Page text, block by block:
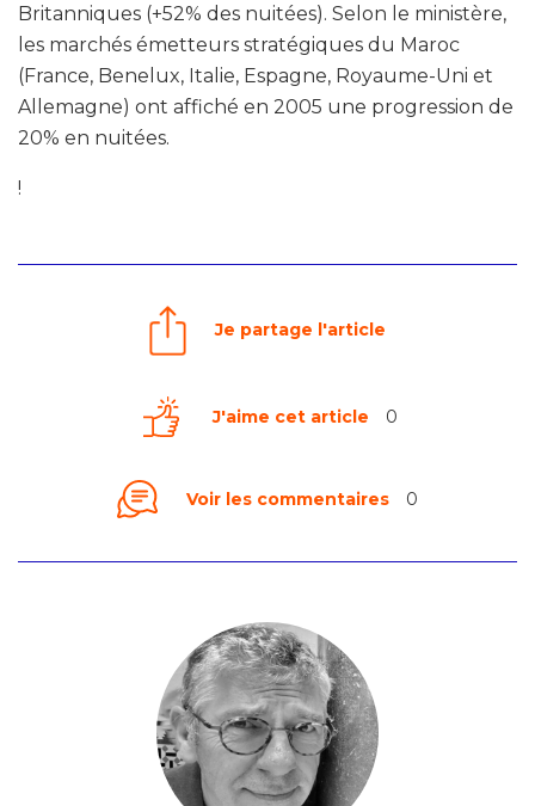
Britanniques (+52% des nuitées). Selon le ministère,
les marchés émetteurs stratégiques du Maroc
(France, Benelux, Italie, Espagne, Royaume-Uni et
Allemagne) ont affiché en 2005 une progression de
20% en nuitées.
!
Je partage l'article
J'aime cet article 0
Voir les commentaires 0